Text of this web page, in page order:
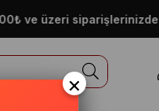
ve üzeri siparişlerinizde
×